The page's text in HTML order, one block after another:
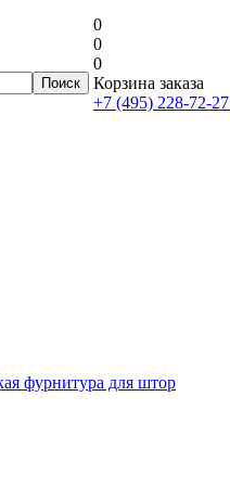
0
0
0
Корзина заказа
+7 (495) 228-72-27
фурнитура для штор